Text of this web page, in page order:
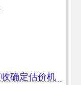
确定估价机